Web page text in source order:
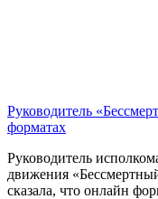
Руководитель
форматах
Руководитель
движения
сказала, что онлайн